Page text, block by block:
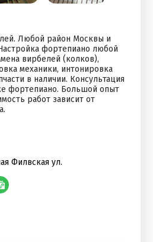
Любой район Москвы и
фортепиано любой
вирбелей (колков),
механики, интонировка
в наличии. Консультация
фортепиано. Большой опыт
работ зависит от
Филвская ул.